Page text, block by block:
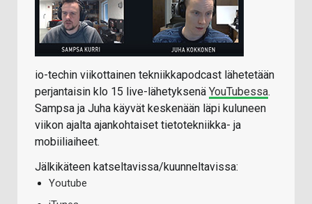
io-techin viikottainen tekniikkapodcast lähetetään
perjantaisin klo 15 live-lähetyksenä YouTubessa.
Sampsa ja Juha käyvät keskenään läpi kuluneen
viikon ajalta ajankohtaiset tietotekniikka- ja
mobiiliaiheet.
Jälkikäteen katseltavissa/kuunneltavissa:
Youtube